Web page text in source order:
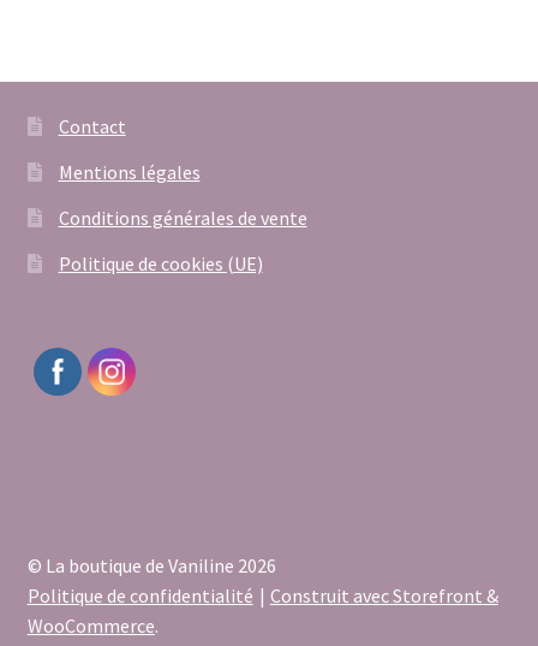
Contact
Mentions légales
Conditions générales de vente
Politique de cookies (UE)
© La boutique de Vaniline 2026
Politique de confidentialité
Construit avec Storefront &
WooCommerce.